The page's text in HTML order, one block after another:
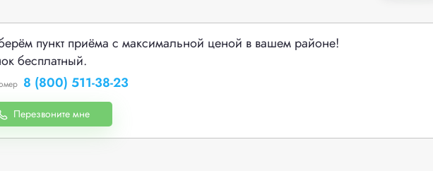
пункт приёма с максимальной ценой в вашем районе!
бесплатный.
8 (800) 511-38-23
Перезвоните мне